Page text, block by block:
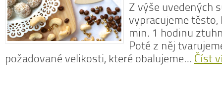
Z výše uvedených
vypracujeme těsto,
min. 1 hodinu
Poté z něj
požadované velikosti, které obalujeme… Číst